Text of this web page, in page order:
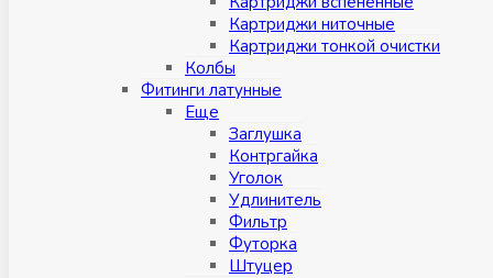
Картриджи ниточные
Картриджи тонкой очистки
Колбы
Фитинги латунные
Eщe
Заглушка
Контргайка
Уголок
Удлинитель
Фильтр
Футорка
Штуцер